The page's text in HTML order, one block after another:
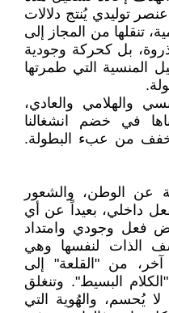
توليدي يُنتج دلالات
تنقلها من المجاز إلى
بل كحركة وجودية
المنسية التي طمرتها
والهلامي والعادي،
في خضم انشغالنا
من عبء البطولة.
عن الوطن، والشعور
داخلي، بعيداً عن أي
فعل وجودي وامتداد
الذات لنفسها وهي
من "القلعة" إلى
البسيط". وتنغلق
يُحسم، والهُوية التي